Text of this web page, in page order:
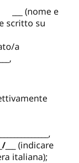
(nome e
scritto su
a
,
,
___
(indicare
italiana);